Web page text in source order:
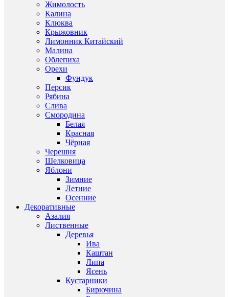
Жимолость
Калина
Клюква
Крыжовник
Лимонник Китайский
Малина
Облепиха
Орехи
Фундук
Персик
Рябина
Слива
Смородина
Белая
Красная
Чёрная
Черешня
Шелковица
Яблони
Зимние
Летние
Осенние
Декоративные
Азалия
Лиственные
Деревья
Ива
Каштан
Липа
Ясень
Кустарники
Бирючина